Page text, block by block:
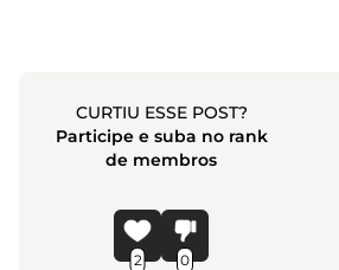
CURTIU ESSE POST?
Participe e suba no rank
de membros
2 0